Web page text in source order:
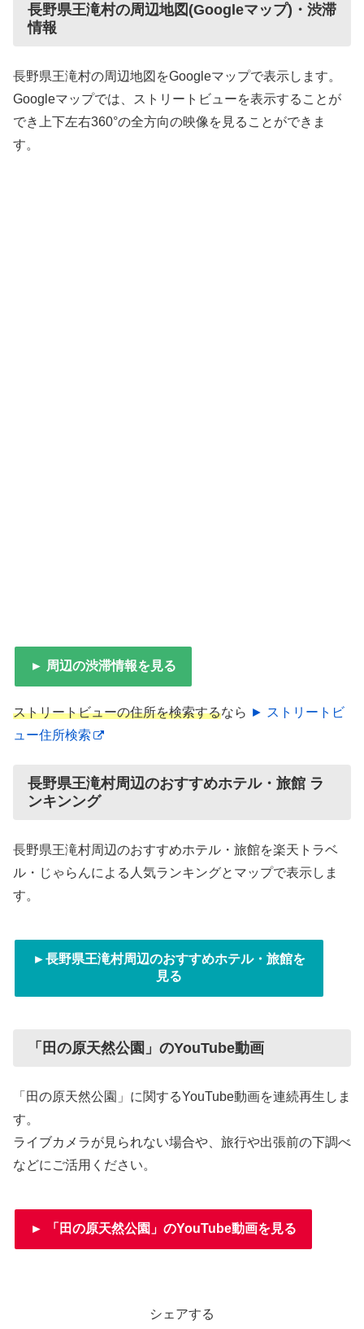
長野県王滝村の周辺地図(Googleマップ)・渋滞
情報
長野県王滝村の周辺地図をGoogleマップで表示します。
Googleマップでは、ストリートビューを表示することが
でき上下左右360°の全方向の映像を見ることができま
す。
► 周辺の渋滞情報を見る
ストリートビューの住所を検索するなら ► ストリートビ
ュー住所検索
長野県王滝村周辺のおすすめホテル・旅館 ラ
ンキンング
長野県王滝村周辺のおすすめホテル・旅館を楽天トラベ
ル・じゃらんによる人気ランキングとマップで表示しま
す。
►長野県王滝村周辺のおすすめホテル・旅館を
見る
「田の原天然公園」のYouTube動画
「田の原天然公園」に関するYouTube動画を連続再生しま
す。
ライブカメラが見られない場合や、旅行や出張前の下調べ
などにご活用ください。
► 「田の原天然公園」のYouTube動画を見る
シェアする